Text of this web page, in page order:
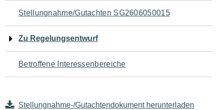
Navigation
für
den
Seiteninhalt
Stellungnahme/Gutachten SG2606050015
Zu Regelungsentwurf
Betroffene Interessenbereiche
Stellungnahme-/Gutachtendokument herunterladen